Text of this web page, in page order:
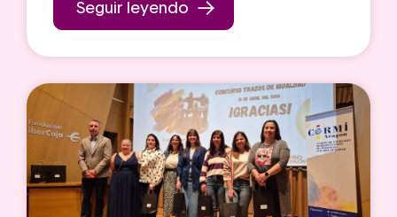
Seguir leyendo